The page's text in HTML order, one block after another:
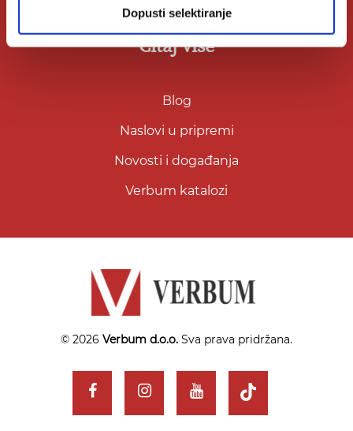
Dopusti selektiranje
Čitaj više
Blog
Naslovi u pripremi
Novosti i događanja
Verbum katalozi
© 2026 Verbum d.o.o. Sva prava pridržana.